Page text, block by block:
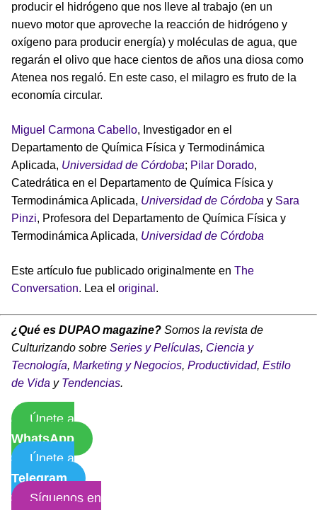
producir el hidrógeno que nos lleve al trabajo (en un
nuevo motor que aproveche la reacción de hidrógeno y
oxígeno para producir energía) y moléculas de agua, que
regarán el olivo que hace cientos de años una diosa como
Atenea nos regaló. En este caso, el milagro es fruto de la
economía circular.
Miguel Carmona Cabello, Investigador en el
Departamento de Química Física y Termodinámica
Aplicada, Universidad de Córdoba; Pilar Dorado,
Catedrática en el Departamento de Química Física y
Termodinámica Aplicada, Universidad de Córdoba y Sara
Pinzi, Profesora del Departamento de Química Física y
Termodinámica Aplicada, Universidad de Córdoba
Este artículo fue publicado originalmente en The
Conversation. Lea el original .
¿Qué es DUPAO magazine? Somos la revista de
Culturizando sobre Series y Películas, Ciencia y
Tecnología, Marketing y Negocios, Productividad, Estilo
de Vida y Tendencias.
Únete a
WhatsApp
Únete a
Telegram
Síguenos en